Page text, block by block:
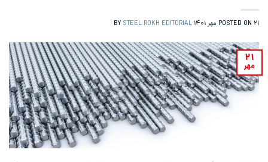
POSTED ON ۲۱ مهر ۱۴۰۱ STEEL ROKH EDITORIAL
۲۱
مهر